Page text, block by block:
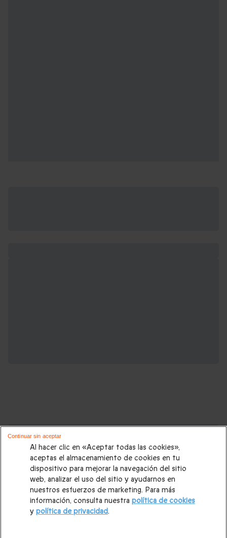
Cajas regalo que podrían interesarte:
Regalos Navidad |Regalos para hombre Navidad|
para mujer Navidad|Regalos de Reyes|Regalos de boda
Regalos de cumpleaños| Regalos para mujer|Regalos para
hombre|Paradores de Turismo|Casas rurales|Entradas
Al hacer clic en «Aceptar todas las cookies»,
aceptas el almacenamiento de cookies en tu
dispositivo para mejorar la navegación del sitio
web, analizar el uso del sitio y ayudarnos en
nuestros esfuerzos de marketing. Para más
información, consulta nuestra política de cookies
y política de privacidad.
Continuar sin aceptar